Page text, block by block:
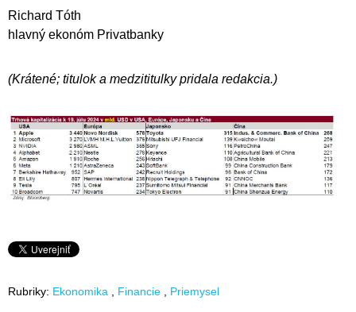
Richard Tóth
hlavný ekonóm Privatbanky
(Krátené; titulok a medzititulky pridala redakcia.)
Rubriky: Ekonomika Financie Priemysel